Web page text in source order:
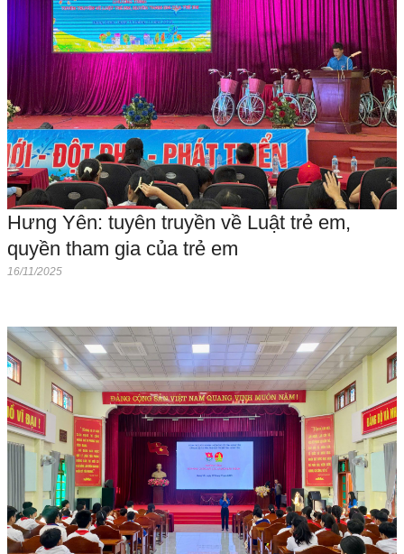
Hưng Yên: tuyên truyền về Luật trẻ em,
quyền tham gia của trẻ em
16/11/2025